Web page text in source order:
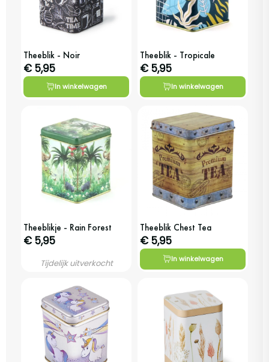
Theeblik - Noir
€ 5,95
In winkelwagen
Theeblik - Tropicale
€ 5,95
In winkelwagen
Theeblikje - Rain Forest
€ 5,95
Tijdelijk uitverkocht
Theeblik Chest Tea
€ 5,95
In winkelwagen